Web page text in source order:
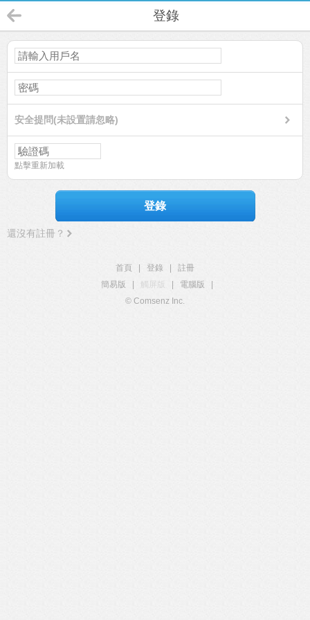
登錄
安全提問(未設置請忽略)
點擊重新加載
登錄
還沒有註冊？
首頁 登錄
註冊
簡易版
觸屏版 電腦版
© Comsenz Inc.